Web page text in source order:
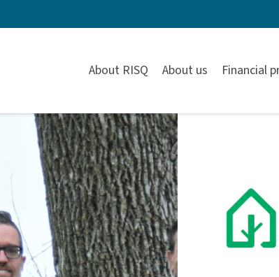
About RISQ About us Financial